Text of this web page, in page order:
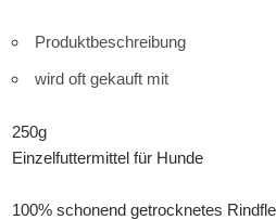
Produktbeschreibung
wird oft gekauft mit
250g
Einzelfuttermittel für Hunde
100% schonend getrocknetes